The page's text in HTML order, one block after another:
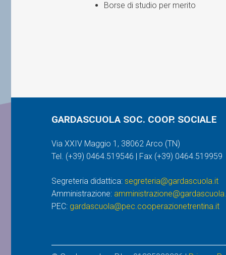
Borse di studio per merito
GARDASCUOLA SOC. COOP. SOCIALE
Via XXIV Maggio 1, 38062 Arco (TN)
Tel. (+39) 0464.519546 | Fax (+39) 0464.519959
Segreteria didattica: segreteria@gardascuola.it
Amministrazione:
PEC: gardascuola@pec.cooperazionetrentina.it